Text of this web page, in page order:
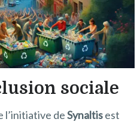
sociale
l’initiative deSynaltisest